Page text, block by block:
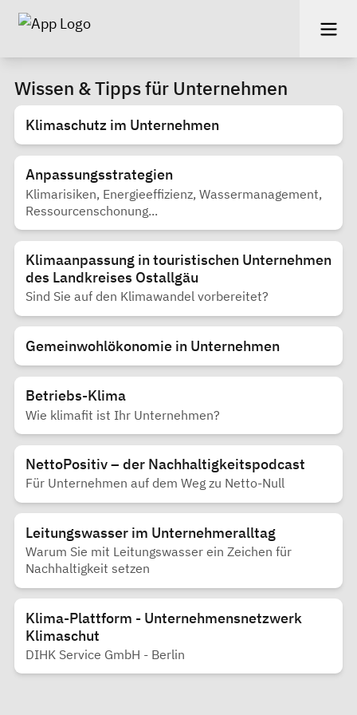
Wissen & Tipps für Unternehmen
Klimaschutz im Unternehmen
Anpassungsstrategien
Klimarisiken, Energieeffizienz, Wassermanagement,
Ressourcenschonung...
Klimaanpassung in touristischen Unternehmen
des Landkreises Ostallgäu
Sind Sie auf den Klimawandel vorbereitet?
Gemeinwohlökonomie in Unternehmen
Betriebs-Klima
Wie klimafit ist Ihr Unternehmen?
NettoPositiv – der Nachhaltigkeitspodcast
Für Unternehmen auf dem Weg zu Netto-Null
Leitungswasser im Unternehmeralltag
Warum Sie mit Leitungswasser ein Zeichen für
Nachhaltigkeit setzen
Klima-Plattform - Unternehmensnetzwerk
Klimaschut
DIHK Service GmbH - Berlin